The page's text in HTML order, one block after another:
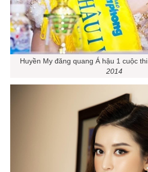
Huyền My đăng quang Á hậu 1 cuộc thi
2014